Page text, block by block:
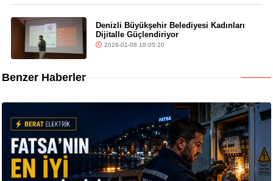
Denizli Büyükşehir Belediyesi Kadınları
Dijitalle Güçlendiriyor
2026-01-08 18:05:20
Benzer Haberler